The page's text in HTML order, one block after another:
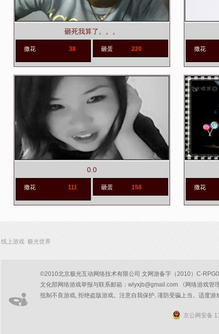
砸死我算了。。。
撒花 38 砸蛋 220 撒花
0.0
撒花 111 砸蛋 158 撒花
线上游戏 极光世界
©2010北京极光互动网络技术有限公司 文网游备字（2010）C-
文化部网络游戏举报与联系邮箱：wlyxjb@gmail.com 《网络游戏管
抵制不良游戏, 拒绝盗版游戏。注意自我保护, 谨防受骗上当。适度
京公网安备